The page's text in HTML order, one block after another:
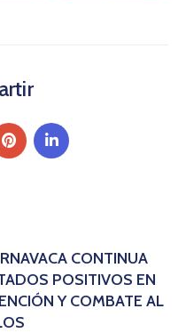
CONTINUA
POSITIVOS EN
Y COMBATE AL